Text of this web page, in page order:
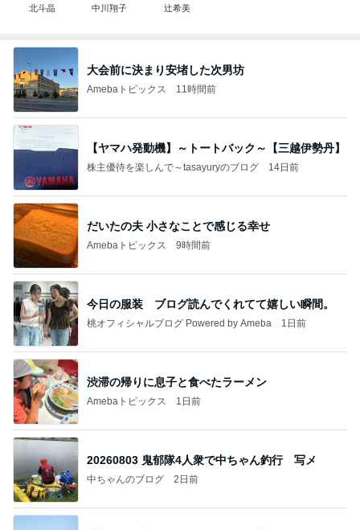
北斗晶 中川翔子 辻希美
大会前に決まり安堵した次男坊
Amebaトピックス 11時間前
【ヤマハ発動機】～トートバック～【三越伊勢丹】
株主優待を楽しんで～tasayuryのブログ 14日前
だいたの夫 小さなことで感じる幸せ
Amebaトピックス 9時間前
今日の服装 ブログ読んでくれてて嬉しい瞬間。
桃オフィシャルブログ Powered by Ameba 1日前
渋滞の帰りに息子と食べたラーメン
Amebaトピックス 1日前
20260803 鬼郁隊4人衆で中ちゃん釣行 写メ
中ちゃんのブログ 2日前